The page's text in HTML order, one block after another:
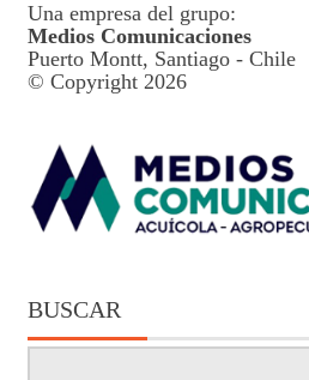
Una empresa del grupo:
Medios Comunicaciones
Puerto Montt, Santiago - Chile
© Copyright 2026
BUSCAR